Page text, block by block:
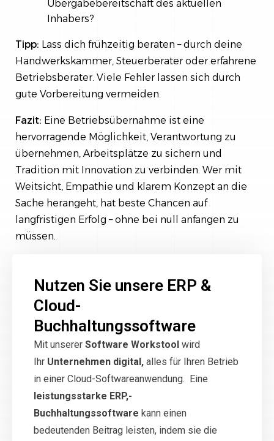
Übergabebereitschaft des aktuellen
Inhabers?
Tipp: Lass dich frühzeitig beraten – durch deine
Handwerkskammer, Steuerberater oder erfahrene
Betriebsberater. Viele Fehler lassen sich durch
gute Vorbereitung vermeiden.
Fazit: Eine Betriebsübernahme ist eine
hervorragende Möglichkeit, Verantwortung zu
übernehmen, Arbeitsplätze zu sichern und
Tradition mit Innovation zu verbinden. Wer mit
Weitsicht, Empathie und klarem Konzept an die
Sache herangeht, hat beste Chancen auf
langfristigen Erfolg – ohne bei null anfangen zu
müssen.
Nutzen Sie unsere ERP &
Cloud-
Buchhaltungssoftware
Mit unserer Software Workstool wird
Ihr Unternehmen digital, alles für Ihren Betrieb
in einer Cloud-Softwareanwendung. Eine
leistungsstarke ERP,-
Buchhaltungssoftware kann einen
bedeutenden Beitrag leisten, indem sie die